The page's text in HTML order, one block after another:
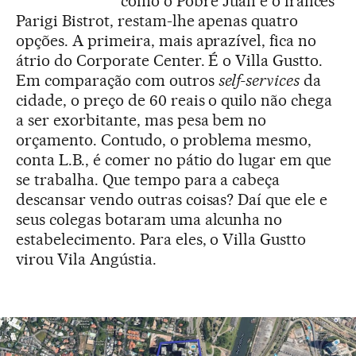
Parigi Bistrot, restam-lhe apenas quatro
opções. A primeira, mais aprazível, fica no
átrio do Corporate Center. É o Villa Gustto.
Em comparação com outros self-services da
cidade, o preço de 60 reais o quilo não chega
a ser exorbitante, mas pesa bem no
orçamento. Contudo, o problema mesmo,
conta L.B., é comer no pátio do lugar em que
se trabalha. Que tempo para a cabeça
descansar vendo outras coisas? Daí que ele e
seus colegas botaram uma alcunha no
estabelecimento. Para eles, o Villa Gustto
virou Vila Angústia.